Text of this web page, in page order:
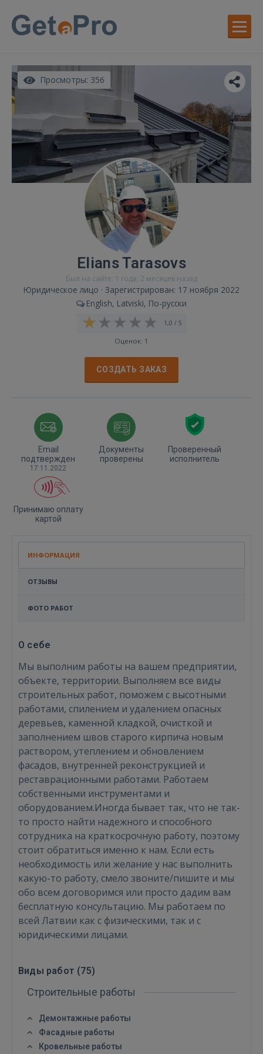
Просмотры: 356
Elians Tarasovs
Был на сайте: 1 года, 2 месяцев назад
Юридическое лицо · Зарегистрирован: 17 ноября 2022
English, Latviski, По-русски
1,0 / 5
Оценок: 1
СОЗДАТЬ ЗАКАЗ
Email
подтвержден
17.11.2022
Документы
проверены
Проверенный
исполнитель
Принимаю оплату
картой
ИНФОРМАЦИЯ
ОТЗЫВЫ
ФОТО РАБОТ
О себе
Мы выполним работы на вашем предприятии,
объекте, территории. Выполняем все виды
строительных работ, поможем с высотными
работами, спилением и удалением опасных
деревьев, каменной кладкой, очисткой и
заполнением швов старого кирпича новым
раствором, утеплением и обновлением
фасадов, внутренней реконструкцией и
реставрационными работами. Работаем
собственными инструментами и
оборудованием.Иногда бывает так, что не так-
то просто найти надежного и способного
сотрудника на краткосрочную работу, поэтому
стоит обратиться именно к нам. Если есть
необходимость или желание у нас выполнить
какую-то работу, смело звоните/пишите и мы
обо всем договоримся или просто дадим вам
бесплатную консультацию. Мы работаем по
всей Латвии как с физическими, так и с
юридическими лицами.
Виды работ (75)
Строительные работы
Демонтажные работы
Фасадные работы
Кровельные работы